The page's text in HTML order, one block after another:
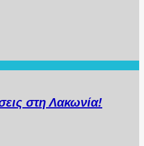
στη Λακωνία!